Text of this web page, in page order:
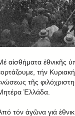
αἰσθήματα ἐθνικῆς
τήν
τῆς
Ἑλλάδα.
τόν ἀγῶνα γιά